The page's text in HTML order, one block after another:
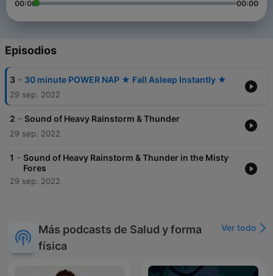
00:00 00:00
Episodios
3 - 30 minute POWER NAP ★︎ Fall Asleep Instantly ★︎
29 sep. 2022
2 - Sound of Heavy Rainstorm & Thunder
29 sep. 2022
1 - Sound of Heavy Rainstorm & Thunder in the Misty
Fores
29 sep. 2022
Más podcasts de Salud y forma
física
Ver todo